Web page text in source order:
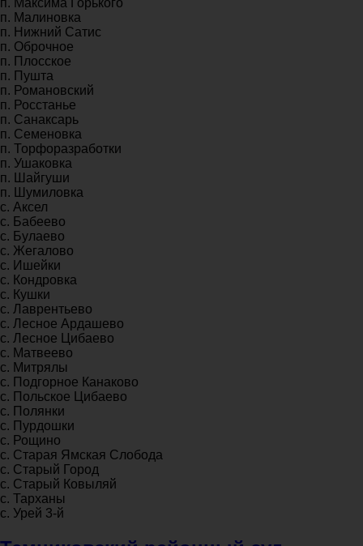
п. Малиновка
п. Нижний Сатис
п. Оброчное
п. Плосское
п. Пушта
п. Романовский
п. Росстанье
п. Санаксарь
п. Семеновка
п. Торфоразработки
п. Ушаковка
п. Шайгуши
п. Шумиловка
с. Аксел
с. Бабеево
с. Булаево
с. Жегалово
с. Ишейки
с. Кондровка
с. Кушки
с. Лаврентьево
с. Лесное Ардашево
с. Лесное Цибаево
с. Матвеево
с. Митрялы
с. Подгорное Канаково
с. Польское Цибаево
с. Полянки
с. Пурдошки
с. Рощино
с. Старая Ямская Слобода
с. Старый Город
с. Старый Ковыляй
с. Тарханы
с. Урей 3-й